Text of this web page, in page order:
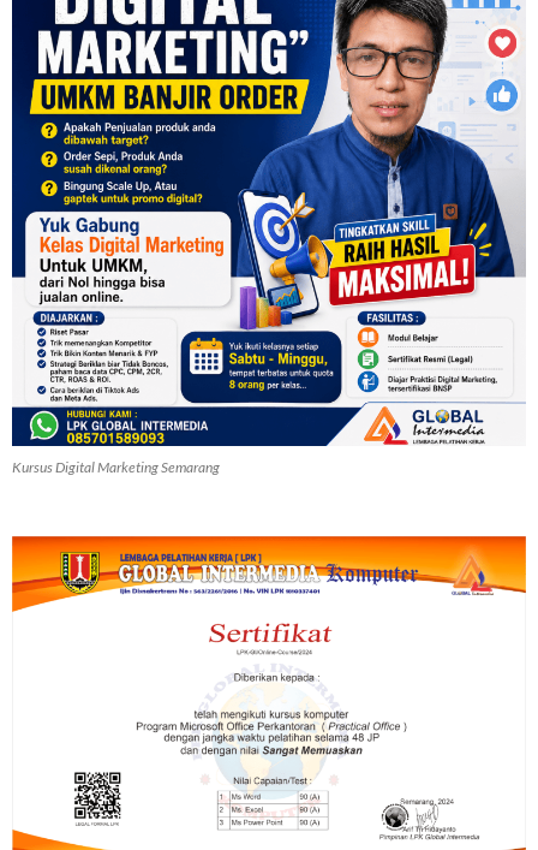
Kursus Digital Marketing Semarang